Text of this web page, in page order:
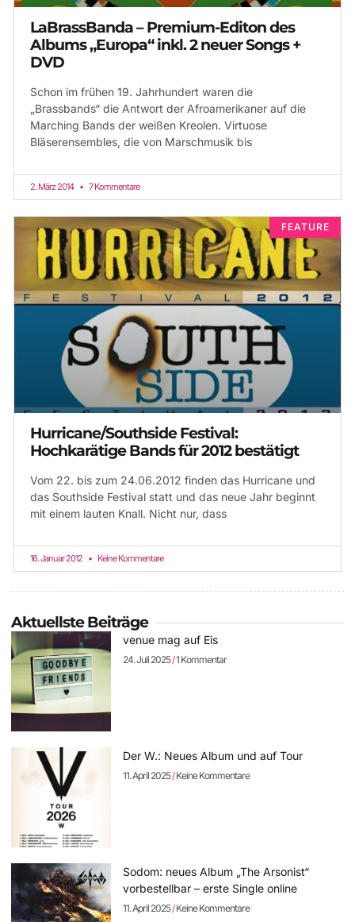
LaBrassBanda – Premium-Editon des
Albums „Europa“ inkl. 2 neuer Songs +
DVD
Schon im frühen 19. Jahrhundert waren die
„Brassbands“ die Antwort der Afroamerikaner auf die
Marching Bands der weißen Kreolen. Virtuose
Bläserensembles, die von Marschmusik bis
2. März 2014 7 Kommentare
FEATURE
Hurricane/Southside Festival:
Hochkarätige Bands für 2012 bestätigt
Vom 22. bis zum 24.06.2012 finden das Hurricane und
das Southside Festival statt und das neue Jahr beginnt
mit einem lauten Knall. Nicht nur, dass
16. Januar 2012 Keine Kommentare
Aktuellste Beiträge
venue mag auf Eis
24. Juli 2025 1 Kommentar
Der W.: Neues Album und auf Tour
11. April 2025 Keine Kommentare
Sodom: neues Album „The Arsonist“
vorbestellbar – erste Single online
11. April 2025 Keine Kommentare